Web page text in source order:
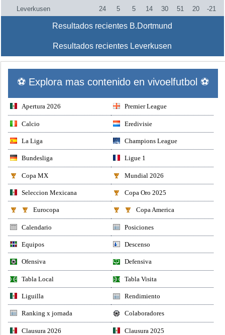
Leverkusen
24 5 5 14 30 51 20 -21
Resultados recientes B.Dortmund
Resultados recientes Leverkusen
⚽ Explora mas contenido en vivoelfutbol ⚽
Apertura 2026 Premier League
Calcio Eredivisie
La Liga Champions League
Bundesliga Ligue 1
Copa MX Mundial 2026
Seleccion Mexicana Copa Oro 2025
Eurocopa Copa America
Calendario Posiciones
Equipos Descenso
Ofensiva Defensiva
Tabla Local Tabla Visita
Liguilla Rendimiento
Ranking x jornada Colaboradores
Clausura 2026 Clausura 2025